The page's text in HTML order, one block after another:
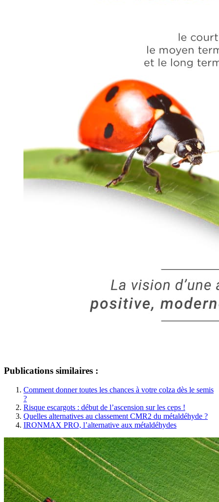
Publications similaires :
Comment donner toutes les chances à votre colza dès le semis
?
Risque escargots : début de l’ascension sur les ceps !
Quelles alternatives au classement CMR2 du métaldéhyde ?
IRONMAX PRO, l’alternative aux métaldéhydes